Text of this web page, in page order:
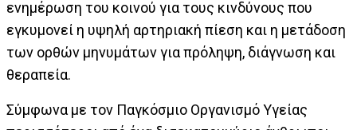
ενημέρωση του κοινού για τους κινδύνους που
εγκυμονεί η υψηλή αρτηριακή πίεση και η μετάδοση
των ορθών μηνυμάτων για πρόληψη, διάγνωση και
θεραπεία.
Σύμφωνα με τον Παγκόσμιο Οργανισμό Υγείας